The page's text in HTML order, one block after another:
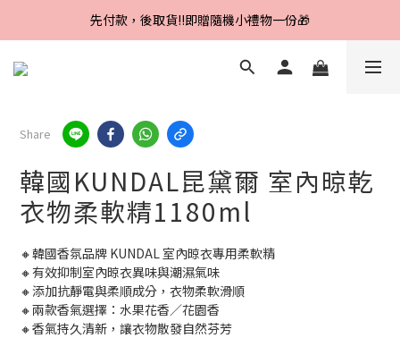
Line好友招募中，首購、回購皆贈100元
先付款，後取貨‼️即贈隨機小禮物一份🎁
Line好友招募中，首購、回購皆贈100元
Share
韓國KUNDAL昆黛爾 室內晾乾
衣物柔軟精1180ml
🔸韓國香氛品牌 KUNDAL 室內晾衣專用柔軟精
🔸有效抑制室內晾衣異味與潮濕氣味
🔸添加抗靜電與柔順成分，衣物柔軟滑順
🔸兩款香氣選擇：水果花香／花園香
🔸香氣持久清新，讓衣物散發自然芬芳